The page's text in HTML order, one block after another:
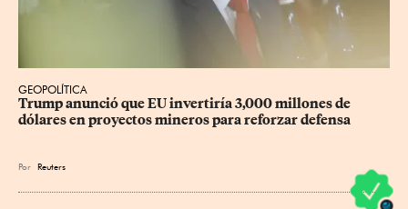
GEOPOLÍTICA
Trump anunció que EU invertiría 3,000 millones de
dólares en proyectos mineros para reforzar defensa
Por Reuters